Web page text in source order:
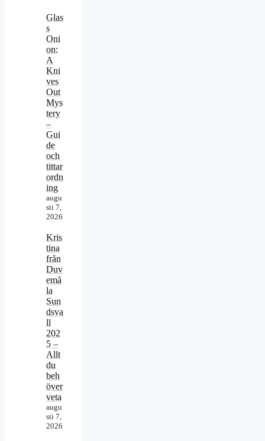
Glas
s
Oni
on:
A
Kni
ves
Out
Mys
tery
–
Gui
de
och
tittar
ordn
ing
augu
sti 7,
2026
Kris
tina
från
Duv
emå
la
Sun
dsva
ll
202
5 –
Allt
du
beh
över
veta
augu
sti 7,
2026